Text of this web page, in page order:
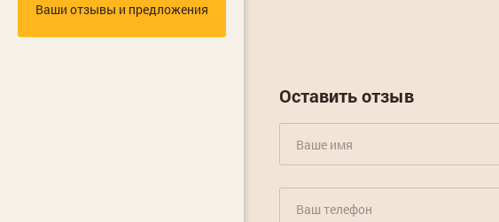
Ваши отзывы и предложения
Оставить отзыв